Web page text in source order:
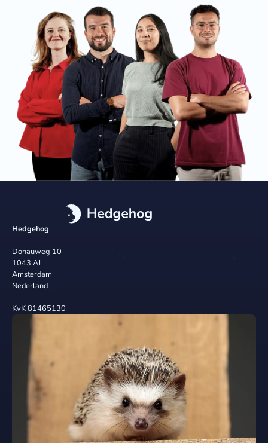
Hedgehog
Donauweg 10
1043 AJ
Amsterdam
Nederland
KvK 81465130